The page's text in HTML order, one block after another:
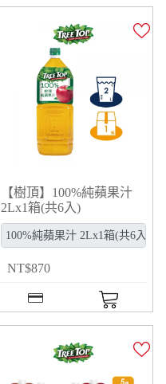
【樹頂】100%純蘋果汁
2Lx1箱(共6入)
NT$870